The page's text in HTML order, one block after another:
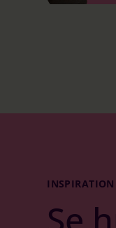
INSPIRATION